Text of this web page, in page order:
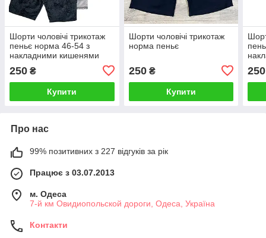
Шорти чоловічі трикотаж
пеньє норма 46-54 з
накладними кишенями
250 ₴
Купити
Шорти чоловічі трикотаж
норма пеньє
250₴
Купити
250
Про нас
99% позитивних з 227 відгуків за рік
Працює з 03.07.2013
м. Одеса
7-й км Овидиопольской дороги, Одеса, Україна
Контакти